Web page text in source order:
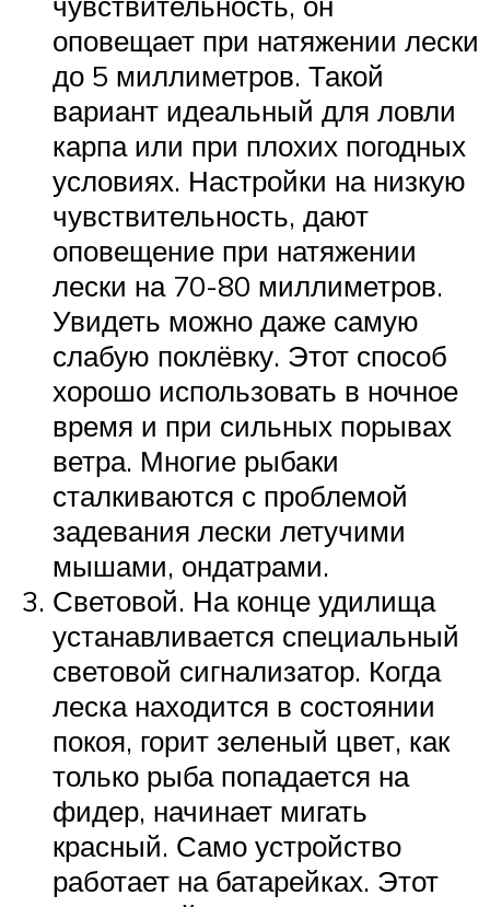
оповещает при натяжении лески
до 5 миллиметров. Такой
вариант идеальный для ловли
карпа или при плохих погодных
условиях. Настройки на низкую
чувствительность, дают
оповещение при натяжении
лески на 70-80 миллиметров.
Увидеть можно даже самую
слабую поклёвку. Этот способ
хорошо использовать в ночное
время и при сильных порывах
ветра. Многие рыбаки
сталкиваются с проблемой
задевания лески летучими
мышами, ондатрами.
Световой. На конце удилища
устанавливается специальный
световой сигнализатор. Когда
леска находится в состоянии
покоя, горит зеленый цвет, как
только рыба попадается на
фидер, начинает мигать
красный. Само устройство
работает на батарейках. Этот